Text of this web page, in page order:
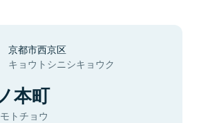
京都市西京区
キョウトシニシキョウク
本町
トチョウ